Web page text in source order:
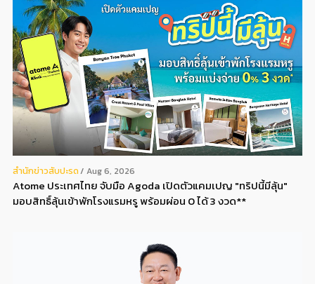
สํานักข่าวสับปะรด Aug 6, 2026
Atome ประเทศไทย จับมือ Agoda เปิดตัวแคมเปญ "ทริปนี้มีลุ้น"
มอบสิทธิ์ลุ้นเข้าพักโรงแรมหรู พร้อมผ่อน 0 ได้ 3 งวด**